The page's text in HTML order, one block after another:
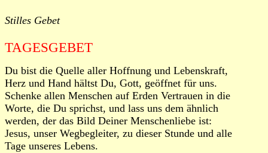
Stilles Gebet
TAGESGEBET
Du bist die Quelle aller Hoffnung und Lebenskraft,
Herz und Hand hältst Du, Gott, geöffnet für uns.
Schenke allen Menschen auf Erden Vertrauen in die
Worte, die Du sprichst, und lass uns dem ähnlich
werden, der das Bild Deiner Menschenliebe ist:
Jesus, unser Wegbegleiter, zu dieser Stunde und alle
Tage unseres Lebens.